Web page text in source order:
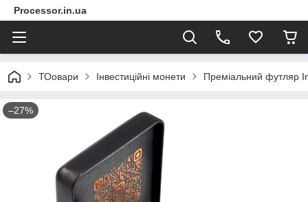
Processor.in.ua
ТОовари Інвестиційні монети Преміальний футляр
–27%